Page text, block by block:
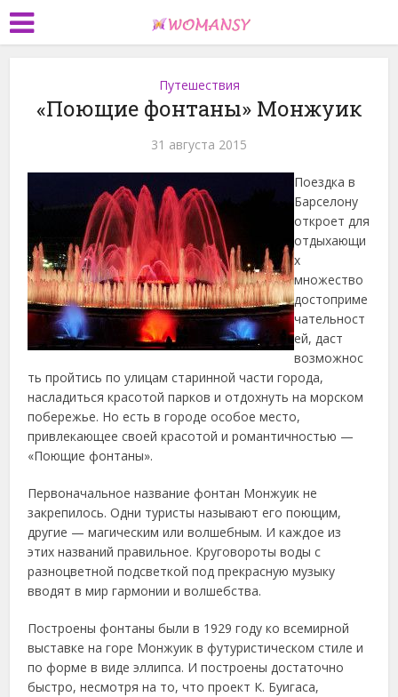
Путешествия
«Поющие фонтаны» Монжуик
31 августа 2015
Поездка в
Барселону
откроет для
отдыхающи
х
множество
достоприме
чательност
ей, даст
возможнос
ть пройтись по улицам старинной части города,
насладиться красотой парков и отдохнуть на морском
побережье. Но есть в городе особое место,
привлекающее своей красотой и романтичностью —
«Поющие фонтаны».
Первоначальное название фонтан Монжуик не
закрепилось. Одни туристы называют его поющим,
другие — магическим или волшебным. И каждое из
этих названий правильное. Круговороты воды с
разноцветной подсветкой под прекрасную музыку
вводят в мир гармонии и волшебства.
Построены фонтаны были в 1929 году ко всемирной
выставке на горе Монжуик в футуристическом стиле и
по форме в виде эллипса. И построены достаточно
быстро, несмотря на то, что проект К. Буигаса,